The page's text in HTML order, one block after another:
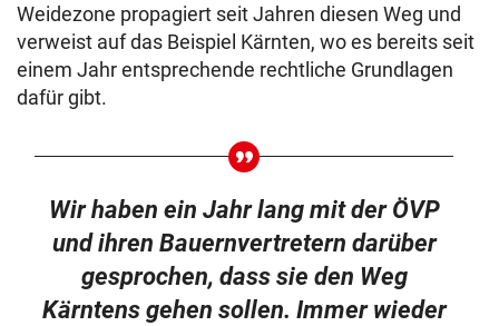
Weidezone propagiert seit Jahren diesen Weg und
verweist auf das Beispiel Kärnten, wo es bereits seit
einem Jahr entsprechende rechtliche Grundlagen
dafür gibt.
Wir haben ein Jahr lang mit der ÖVP
und ihren Bauernvertretern darüber
gesprochen, dass sie den Weg
Kärntens gehen sollen. Immer wieder